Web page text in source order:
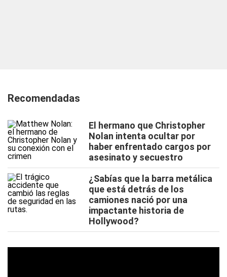
Recomendadas
El hermano que Christopher
Nolan intenta ocultar por
haber enfrentado cargos por
asesinato y secuestro
¿Sabías que la barra metálica
que está detrás de los
camiones nació por una
impactante historia de
Hollywood?